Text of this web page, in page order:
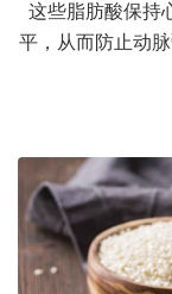
这些脂肪酸保持
平，从而防止动